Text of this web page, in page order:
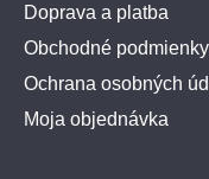
Doprava a platba
Obchodné podmienky
Ochrana osobných
Moja objednávka